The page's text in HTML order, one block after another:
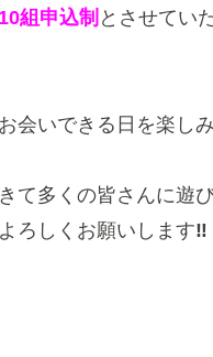
組申込制 とさせてい
会いできる日を楽し
て多くの皆さんに遊
ろしくお願いします‼